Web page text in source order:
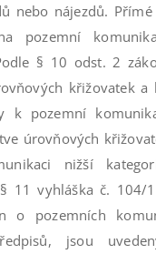
nebo nájezdů.
pozemní
§ 10 odst. 2
křižovatek a
k pozemní
úrovňových
nižší
11 vyhláška č. 104/
o pozemních
jsou